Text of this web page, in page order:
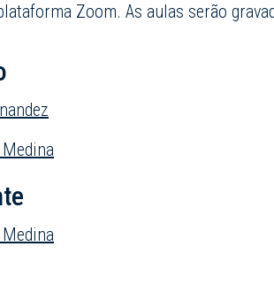
Zoom. As aulas serão